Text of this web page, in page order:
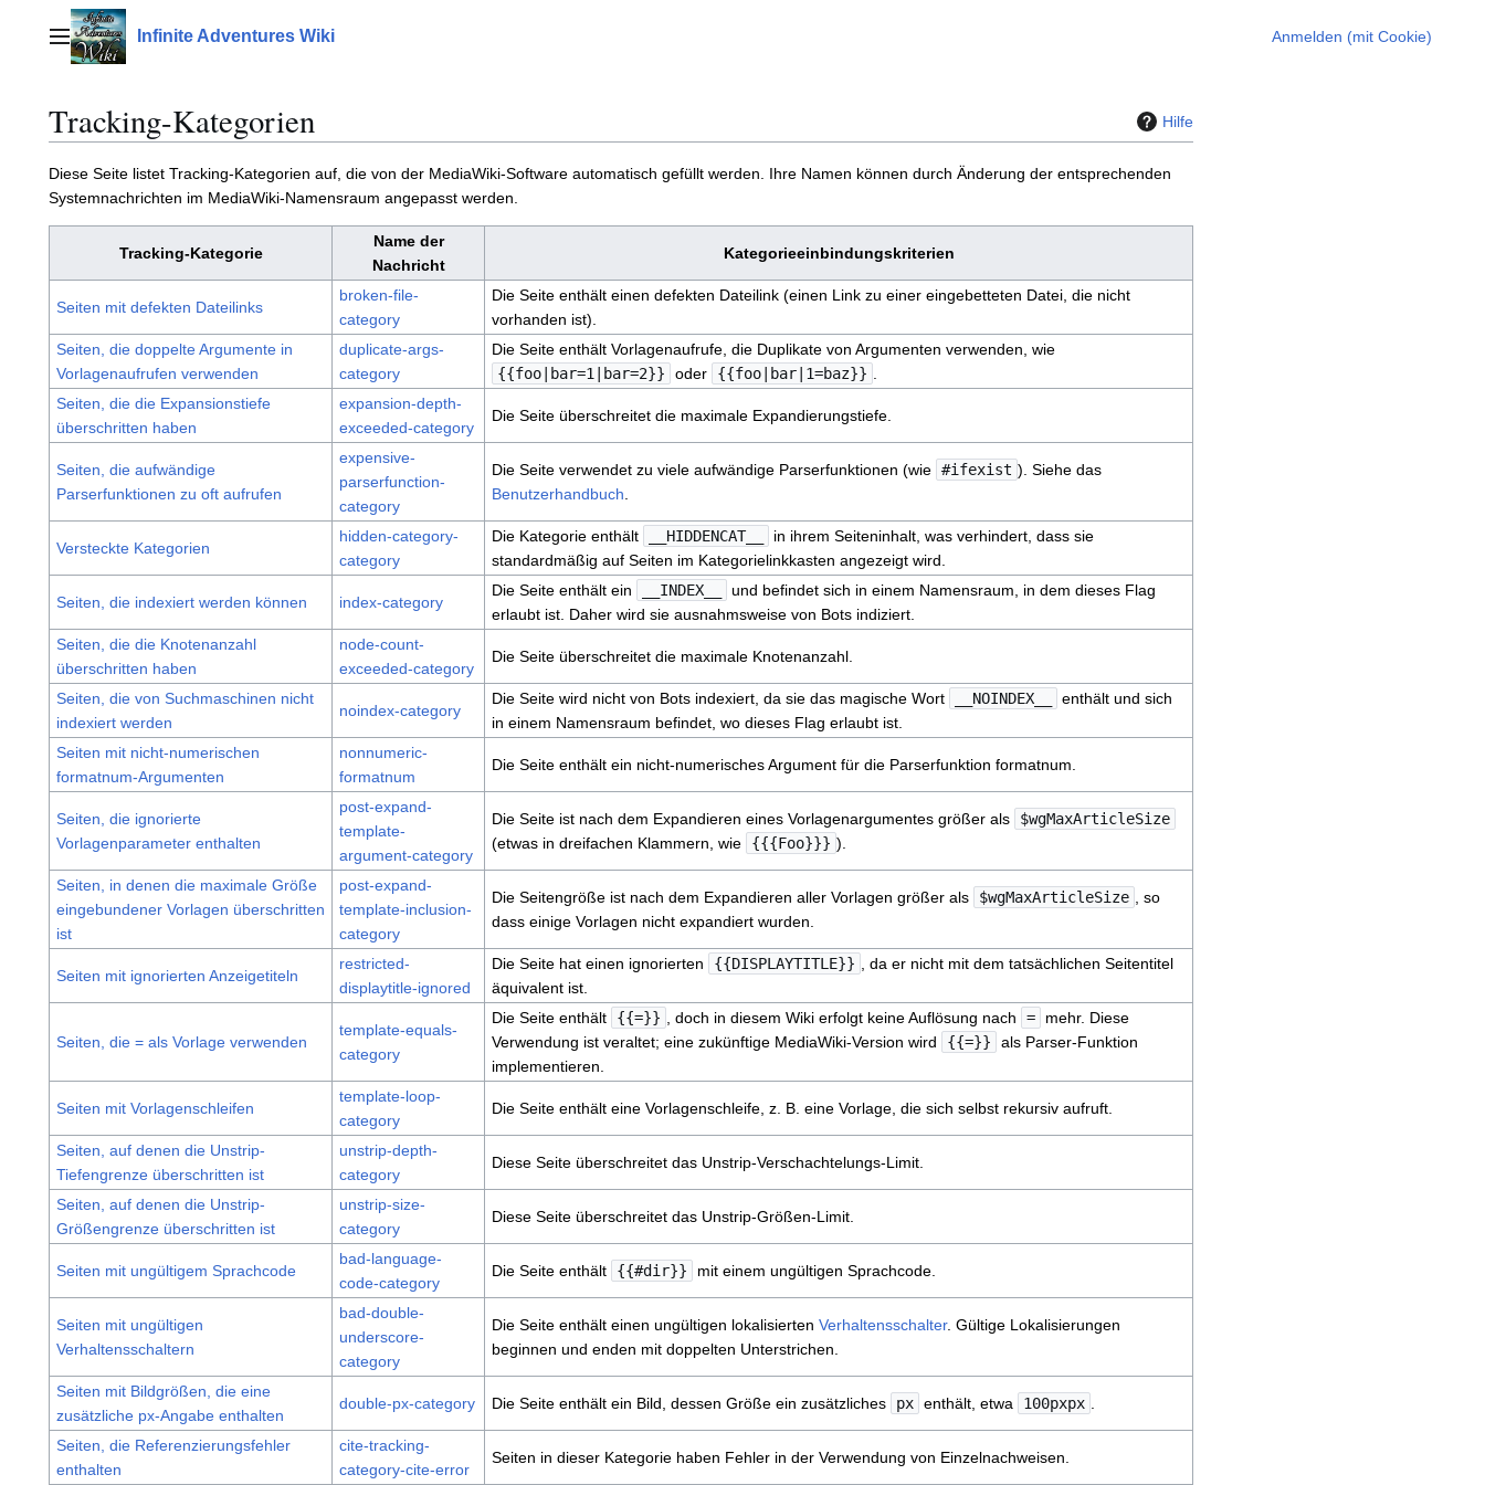
springenHauptmenüInfinite Adventures Wiki Anmelden (mit Cookie)
Tracking-Kategorien Hilfe
Diese Seite listet Tracking-Kategorien auf, die von der MediaWiki-Software automatisch gefüllt werden. Ihre Namen können durch Änderung der entsprechenden
Systemnachrichten im MediaWiki-Namensraum angepasst werden.
Tracking-Kategorie
Name der
Nachricht
Kategorieeinbindungskriterien
Seiten mit defekten Dateilinks
broken-file-
category
Die Seite enthält einen defekten Dateilink (einen Link zu einer eingebetteten Datei, die nicht
vorhanden ist).
Seiten, die doppelte Argumente in
Vorlagenaufrufen verwenden
duplicate-args-
category
Die Seite enthält Vorlagenaufrufe, die Duplikate von Argumenten verwenden, wie
{{foo|bar=1|bar=2}}
oder {{foo|bar|1=baz}}
Seiten, die die Expansionstiefe
überschritten haben
expansion-depth-
exceeded-category
Die Seite überschreitet die maximale Expandierungstiefe.
Seiten, die aufwändige
Parserfunktionen zu oft aufrufen
expensive-
parserfunction-
category
Die Seite verwendet zu viele aufwändige Parserfunktionen (wie #ifexist ). Siehe das
Benutzerhandbuch
Versteckte Kategorien
hidden-category-
category
Die Kategorie enthält __HIDDENCAT__
in ihrem Seiteninhalt, was verhindert, dass sie
standardmäßig auf Seiten im Kategorielinkkasten angezeigt wird.
Seiten, die indexiert werden können index-category
Die Seite enthält ein __INDEX__
und befindet sich in einem Namensraum, in dem dieses Flag
erlaubt ist. Daher wird sie ausnahmsweise von Bots indiziert.
Seiten, die die Knotenanzahl
überschritten haben
node-count-
exceeded-category
Die Seite überschreitet die maximale Knotenanzahl.
Seiten, die von Suchmaschinen nicht
indexiert werden
noindex-category
Die Seite wird nicht von Bots indexiert, da sie das magische Wort __NOINDEX__
enthält und sich
in einem Namensraum befindet, wo dieses Flag erlaubt ist.
Seiten mit nicht-numerischen
formatnum-Argumenten
nonnumeric-
formatnum
Die Seite enthält ein nicht-numerisches Argument für die Parserfunktion formatnum.
Seiten, die ignorierte
Vorlagenparameter enthalten
post-expand-
template-
argument-category
Die Seite ist nach dem Expandieren eines Vorlagenargumentes größer als
$wgMaxArticleSize
(etwas in dreifachen Klammern, wie
{{{Foo}}} ).
Seiten, in denen die maximale Größe
eingebundener Vorlagen überschritten
ist
post-expand-
template-inclusion-
category
Die Seitengröße ist nach dem Expandieren aller Vorlagen größer als $wgMaxArticleSize
, so
dass einige Vorlagen nicht expandiert wurden.
Seiten mit ignorierten Anzeigetiteln
restricted-
displaytitle-ignored
Die Seite hat einen ignorierten {{DISPLAYTITLE}}
, da er nicht mit dem tatsächlichen Seitentitel
äquivalent ist.
Seiten, die = als Vorlage verwenden
template-equals-
category
Die Seite enthält {{=}} , doch in diesem Wiki erfolgt keine Auflösung nach =
mehr. Diese
Verwendung ist veraltet; eine zukünftige MediaWiki-Version wird
{{=}}
als Parser-Funktion
implementieren.
Seiten mit Vorlagenschleifen
template-loop-
category
Die Seite enthält eine Vorlagenschleife, z. B. eine Vorlage, die sich selbst rekursiv aufruft.
Seiten, auf denen die Unstrip-
Tiefengrenze überschritten ist
unstrip-depth-
category
Diese Seite überschreitet das Unstrip-Verschachtelungs-Limit.
Seiten, auf denen die Unstrip-
Größengrenze überschritten ist
unstrip-size-
category
Diese Seite überschreitet das Unstrip-Größen-Limit.
Seiten mit ungültigem Sprachcode
bad-language-
code-category
Die Seite enthält {{#dir}} mit einem ungültigen Sprachcode.
Seiten mit ungültigen
Verhaltensschaltern
bad-double-
underscore-
category
Die Seite enthält einen ungültigen lokalisierten Verhaltensschalter. Gültige Lokalisierungen
beginnen und enden mit doppelten Unterstrichen.
Seiten mit Bildgrößen, die eine
zusätzliche px-Angabe enthalten
double-px-category Die Seite enthält ein Bild, dessen Größe ein zusätzliches px enthält, etwa 100pxpx
Seiten, die Referenzierungsfehler
enthalten
cite-tracking-
category-cite-error
Seiten in dieser Kategorie haben Fehler in der Verwendung von Einzelnachweisen.